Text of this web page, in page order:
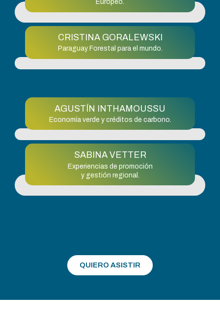
Europeo.
CRISTINA GORALEWSKI
Paraguay Forestal para el mundo.
AGUSTÍN INTHAMOUSSU
Economía verde y créditos de carbono.
SABINA VETTER
Experiencias de promoción
y gestión regional.
QUIERO ASISTIR